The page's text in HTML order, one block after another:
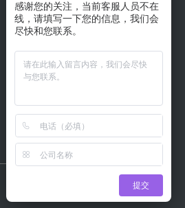
感谢您的关注，当前客服人员不在
线，请填写一下您的信息，我们会
尽快和您联系。
提交